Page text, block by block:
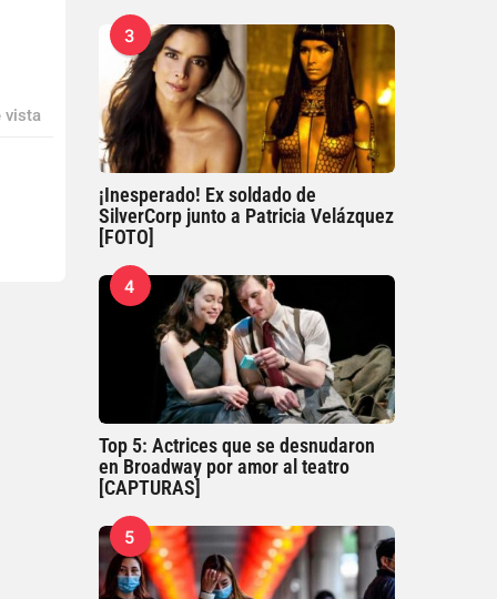
vista
3
¡Inesperado! Ex soldado de
SilverCorp junto a Patricia Velázquez
[FOTO]
4
Top 5: Actrices que se desnudaron
en Broadway por amor al teatro
[CAPTURAS]
5